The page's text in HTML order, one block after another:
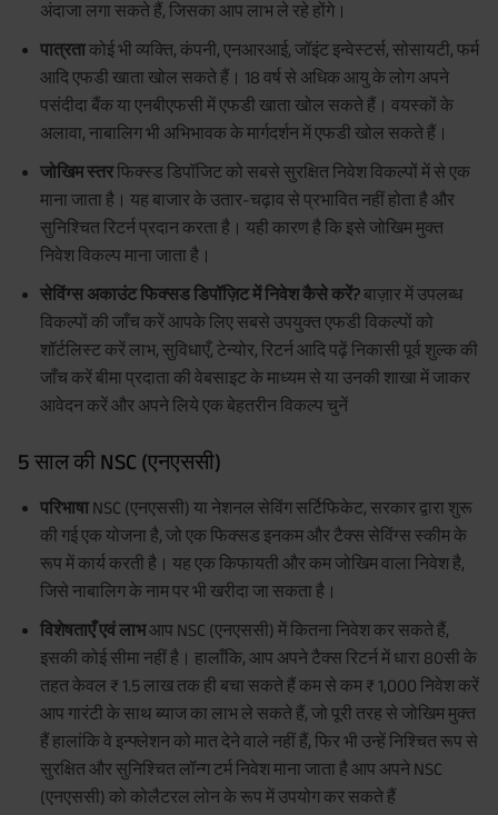
अंदाजा लगा सकते हैं, जिसका आप लाभ ले रहे होंगे।
पात्रताकोई भी व्यक्ति, कंपनी, एनआरआई, जॉइंट इन्वेस्टर्स, सोसायटी, फर्म
आदि एफडी खाता खोल सकते हैं। 18 वर्ष से अधिक आयु के लोग अपने
पसंदीदा बैंक या एनबीएफसी में एफडी खाता खोल सकते हैं। वयस्कों के
अलावा, नाबालिग भी अभिभावक के मार्गदर्शन में एफडी खोल सकते हैं।
जोखिम स्तरफिक्स्ड डिपॉजिट को सबसे सुरक्षित निवेश विकल्पों में से एक
माना जाता है। यह बाजार के उतार-चढ़ाव से प्रभावित नहीं होता है और
सुनिश्चित रिटर्न प्रदान करता है। यही कारण है कि इसे जोखिम मुक्त
निवेश विकल्प माना जाता है।
सेविंग्स अकाउंट फिक्सड डिपॉज़िट में निवेश कैसे करें?बाज़ार में उपलब्ध
विकल्पों की जाँच करें आपके लिए सबसे उपयुक्त एफडी विकल्पों को
शॉर्टलिस्ट करें लाभ, सुविधाएँ, टेन्योर, रिटर्न आदि पढ़ें निकासी पूर्व शुल्क की
जाँच करें बीमा प्रदाता की वेबसाइट के माध्यम से या उनकी शाखा में जाकर
आवेदन करें और अपने लिये एक बेहतरीन विकल्प चुनें
5 साल की NSC (एनएससी)
परिभाषा NSC (एनएससी) या नेशनल सेविंग सर्टिफिकेट, सरकार द्वारा शुरू
की गई एक योजना है, जो एक फिक्सड इनकम और टैक्स सेविंग्स स्कीम के
रूप में कार्य करती है। यह एक किफायती और कम जोखिम वाला निवेश है,
जिसे नाबालिग के नाम पर भी खरीदा जा सकता है।
विशेषताएँ एवं लाभआप NSC (एनएससी) में कितना निवेश कर सकते हैं,
इसकी कोई सीमा नहीं है। हालाँकि, आप अपने टैक्स रिटर्न में धारा 80सी के
तहत केवल ₹ 1.5 लाख तक ही बचा सकते हैं कम से कम ₹ 1,000 निवेश करें
आप गारंटी के साथ ब्याज का लाभ ले सकते हैं, जो पूरी तरह से जोखिम मुक्त
हैं हालांकि वे इन्फ्लेशन को मात देने वाले नहीं हैं, फिर भी उन्हें निश्चित रूप से
सुरक्षित और सुनिश्चित लॉन्ग टर्म निवेश माना जाता है आप अपने NSC
(एनएससी) को कोलैटरल लोन के रूप में उपयोग कर सकते हैं